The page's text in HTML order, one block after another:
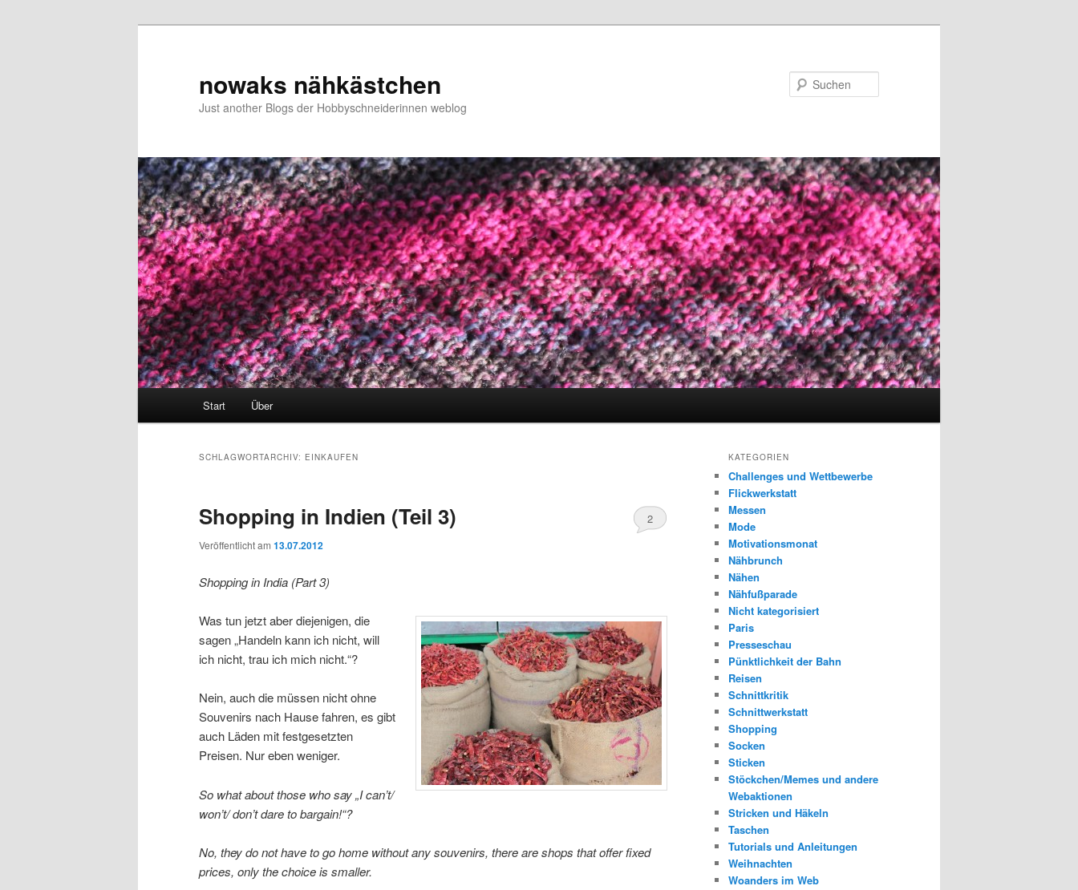
nowaks nähkästchen
Just another Blogs der Hobbyschneiderinnen weblog
Start Über
SCHLAGWORTARCHIV: EINKAUFEN
Shopping in Indien (Teil 3)
Veröffentlicht am 13.07.2012
2
Shopping in India (Part 3)
Was tun jetzt aber diejenigen, die
sagen „Handeln kann ich nicht, will
ich nicht, trau ich mich nicht.“?
Nein, auch die müssen nicht ohne
Souvenirs nach Hause fahren, es gibt
auch Läden mit festgesetzten
Preisen. Nur eben weniger.
So what about those who say „I can’t/
won’t/ don’t dare to bargain!“?
No, they do not have to go home without any souvenirs, there are shops that offer fixed
prices, only the choice is smaller.
KATEGORIEN
Challenges und Wettbewerbe
Flickwerkstatt
Messen
Mode
Motivationsmonat
Nähbrunch
Nähen
Nähfußparade
Nicht kategorisiert
Paris
Presseschau
Pünktlichkeit der Bahn
Reisen
Schnittkritik
Schnittwerkstatt
Shopping
Socken
Sticken
Stöckchen/Memes und andere
Webaktionen
Stricken und Häkeln
Taschen
Tutorials und Anleitungen
Weihnachten
Woanders im Web